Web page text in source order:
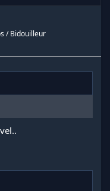
/ Bidouilleur